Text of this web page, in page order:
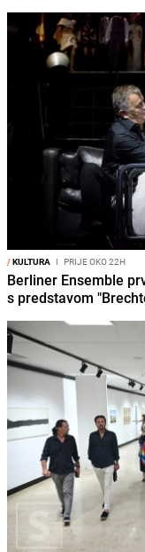
/KULTURA I PRIJE OKO 22H
Berliner Ensemble
s predstavom